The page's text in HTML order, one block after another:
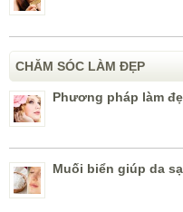
CHĂM SÓC LÀM ĐẸP
Phương pháp làm
Muối biển giúp da